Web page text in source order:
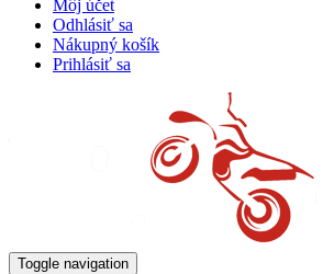
Môj účet
Odhlásiť sa
Nákupný košík
Prihlásiť sa
Toggle navigation